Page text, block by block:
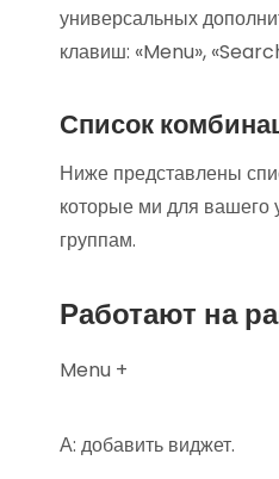
универсальных
клавиш: «Menu»,
Список
Ниже представлены
которые ми для вашего
группам.
Работают на
Menu +
А: добавить виджет.